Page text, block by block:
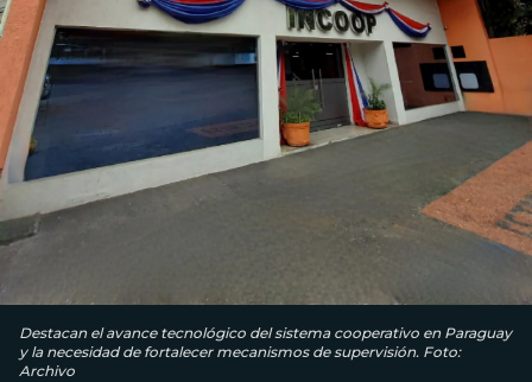
Destacan el avance tecnológico del sistema cooperativo en Paraguay
y la necesidad de fortalecer mecanismos de supervisión. Foto:
Archivo